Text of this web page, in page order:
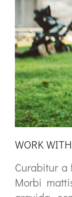
WORK
Curabitur a
Morbi